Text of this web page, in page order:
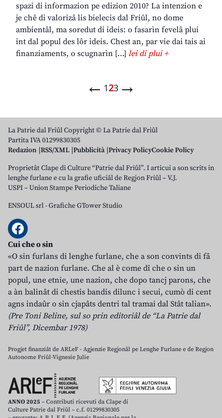
spazi di informazion pe edizion 2010? La intenzion e
je chê di valorizâ lis bielecis dal Friûl, no dome
ambientâl, ma soredut di ideis: o fasarìn fevelâ plui
int dal popul des lôr ideis. Chest an, par vie dai tais ai
finanziaments, o scugnarìn […] lei di plui +
← 123 →
La Patrie dal Friûl Copyright © La Patrie dal Friûl
Partita IVA 01299830305
Redazion RSS/XML Pubblicità Privacy PolicyCookie Policy
Proprietât Clape di Culture “Patrie dal Friûl”. I articui a son scrits in
lenghe furlane e cu la grafie uficiâl de Regjon Friûl – V.J.
USPI – Union Stampe Periodiche Taliane
ENSOUL srl-Grafiche GTower Studio
Cui che o sin
«O sin furlans di lenghe furlane, che a son convints di fâ
part de nazion furlane. Che al è come dî che o sin un
popul, une etnie, une nazion, che dopo tancj parons, che
a àn balinât di chestis bandis dilunc i secui, cumò di cent
agns indaûr o sin cjapâts dentri tal tramai dal Stât talian».
(Pre Toni Beline, sul so prin editoriâl de “La Patrie dal
Friûl”, Dicembar 1978)
Progjet finanziât de ARLeF - Agjenzie Regjonâl pe Lenghe Furlane e de Regjon
Autonome Friûl-Vignesie Julie
ANNO 2025 – Contributi ricevuti da Clape di
Culture Patrie dal Friûl – c.f. 01299830305